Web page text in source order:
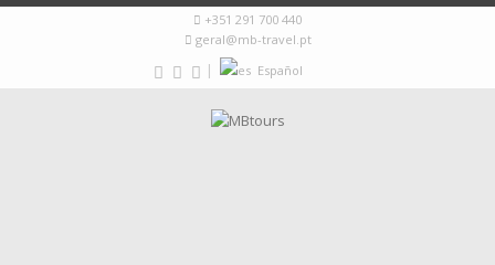
+351 291 700 440
geral@mb-travel.pt
| Español